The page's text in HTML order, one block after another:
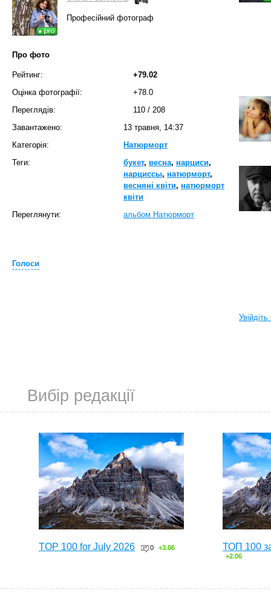
Професійний фотограф
Про фото
Рейтинг:
+79.02
Оцінка фотографії:
+78.0
Переглядів:
110 / 208
Завантажено:
13 травня, 14:37
Категорія:
Натюрморт
Теги:
букет, весна, нарциси,
нарциссы, натюрморт,
весняні квіти, натюрморт
квіти
Переглянути:
альбом Натюрморт
Голоси
Вибір редакції
TOP 100 for July 2026 0 +3.06 ТОП 100
+2.06